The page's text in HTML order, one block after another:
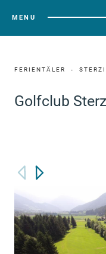
MENU
FERIENTÄLER
Golfclub